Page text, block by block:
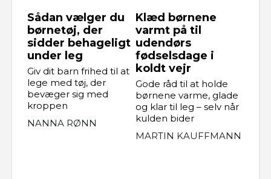
Sådan vælger du
børnetøj, der
sidder behageligt
under leg
Giv dit barn frihed til at
lege med tøj, der
bevæger sig med
kroppen
NANNA RØNN
Klæd børnene
varmt på til
udendørs
fødselsdage i
koldt vejr
Gode råd til at holde
børnene varme, glade
og klar til leg – selv når
kulden bider
MARTIN KAUFFMANN